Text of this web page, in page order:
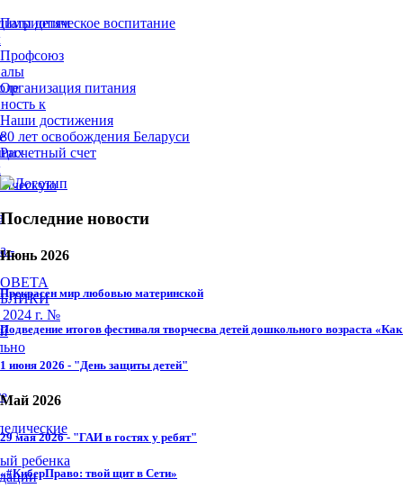
детям
к
-
г. №
ребенка
Патриотическое воспитание
Профсоюз
Организация питания
Наши достижения
80 лет освобождения Беларуси
Расчетный счет
Последние новости
Июнь 2026
Прекрасен мир любовью материнской
Подведение итогов фестиваля творчесва детей дошкольного возраста
1 июня 2026 - "День защиты детей"
Май 2026
29 мая 2026 - "ГАИ в гостях у ребят"
«#КиберПраво: твой щит в Сети»